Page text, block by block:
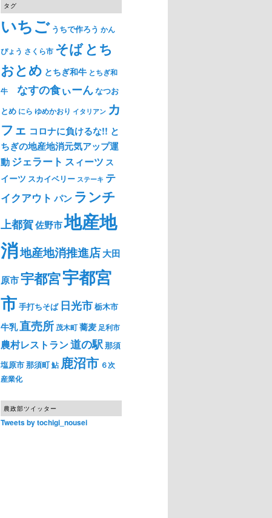
タグ
いちご うちで作ろう かん
ぴょう さくら市 そばとち
おとめ とちぎ和牛 とちぎ和
牛
なすの食ぃーんなつお
とめ にら ゆめかおり イタリアン カ
フェ コロナに負けるな!! と
ちぎの地産地消元気アップ運
動ジェラート スィーツ ス
イーツ スカイベリー ステーキ テ
イクアウト パン ランチ
上都賀佐野市地産地
消地産地消推進店大田
原市宇都宮宇都宮
市手打ちそば 日光市栃木市
牛乳直売所 茂木町蕎麦 足利市
農村レストラン道の駅那須
塩原市那須町鮎 鹿沼市 ６次
産業化
農政部ツイッター
Tweets by tochigi_nousei